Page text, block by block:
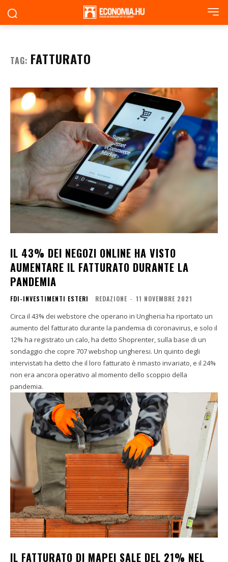
TAG: FATTURATO
IL 43% DEI NEGOZI ONLINE HA VISTO
AUMENTARE IL FATTURATO DURANTE LA
PANDEMIA
FDI-INVESTIMENTI ESTERI REDAZIONE - 11 NOVEMBRE 2021
Circa il 43% dei webstore che operano in Ungheria ha riportato un
aumento del fatturato durante la pandemia di coronavirus, e solo il
12% ha registrato un calo, ha detto Shoprenter, sulla base di un
sondaggio che copre 707 webshop ungheresi. Un quinto degli
intervistati ha detto che il loro fatturato è rimasto invariato, e il 24%
non era ancora operativo al momento dello scoppio della
pandemia.
IL FATTURATO DI MAPEI SALE DEL 21% NEL